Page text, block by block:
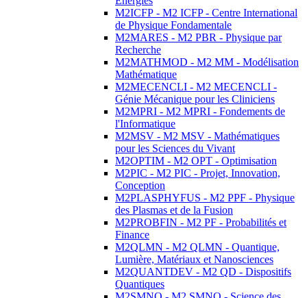
M2ICFP - M2 ICFP - Centre International
de Physique Fondamentale
M2MARES - M2 PBR - Physique par
Recherche
M2MATHMOD - M2 MM - Modélisation
Mathématique
M2MECENCLI - M2 MECENCLI -
Génie Mécanique pour les Cliniciens
M2MPRI - M2 MPRI - Fondements de
l'Informatique
M2MSV - M2 MSV - Mathématiques
pour les Sciences du Vivant
M2OPTIM - M2 OPT - Optimisation
M2PIC - M2 PIC - Projet, Innovation,
Conception
M2PLASPHYFUS - M2 PPF - Physique
des Plasmas et de la Fusion
M2PROBFIN - M2 PF - Probabilités et
Finance
M2QLMN - M2 QLMN - Quantique,
Lumière, Matériaux et Nanosciences
M2QUANTDEV - M2 QD - Dispositifs
Quantiques